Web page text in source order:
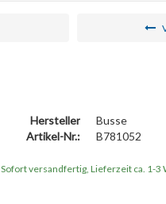
Hersteller
Busse
Artikel-Nr.:
B781052
Sofort versandfertig, Lieferzeit ca. 1-3